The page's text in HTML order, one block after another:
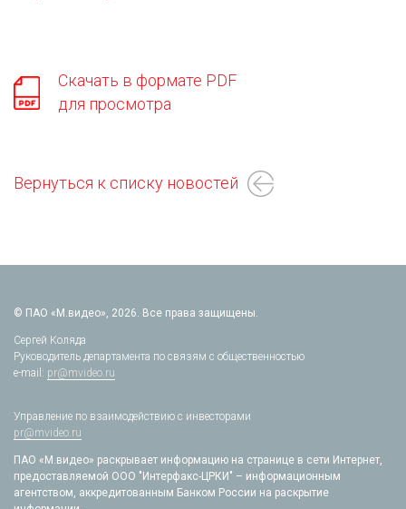
Скачать в формате PDF
для просмотра
Вернуться к списку новостей
© ПАО «М.видео», 2026. Все права защищены.
Сергей Коляда
Руководитель департамента по связям с общественностью
e-mail: pr@mvideo.ru
Управление по взаимодействию с инвесторами
pr@mvideo.ru
ПАО «М.видео» раскрывает информацию на странице в сети Интернет,
предоставляемой ООО "Интерфакс-ЦРКИ" – информационным
агентством, аккредитованным Банком России на раскрытие